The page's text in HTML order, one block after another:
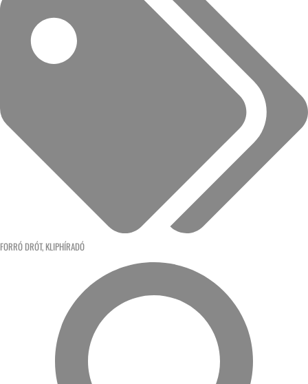
FORRÓ DRÓT, KLIPHÍRADÓ